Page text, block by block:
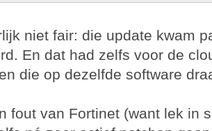
niet fair: die update kwam
En dat had zelfs voor de
die op dezelfde software
fout van Fortinet (want lek in